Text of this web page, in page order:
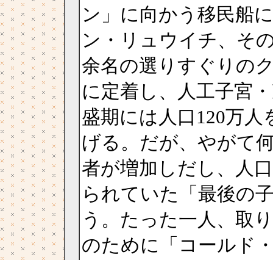
ン」に向かう移民船
ン・リュウイチ、そ
余名の選りすぐりの
に定着し、人工子宮
盛期には人口120万
げる。だが、やがて
者が増加しだし、人
られていた「最後の
う。たった一人、取
のために「コールド